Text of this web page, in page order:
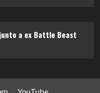
junto a ex Battle Beast